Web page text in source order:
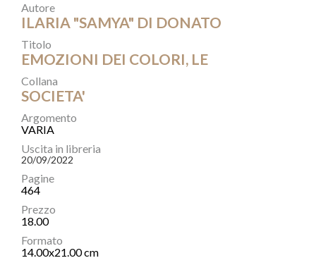
Autore
ILARIA "SAMYA" DI DONATO
Titolo
EMOZIONI DEI COLORI, LE
Collana
SOCIETA'
Argomento
VARIA
Uscita in libreria
20/09/2022
Pagine
464
Prezzo
18.00
Formato
14.00x21.00 cm